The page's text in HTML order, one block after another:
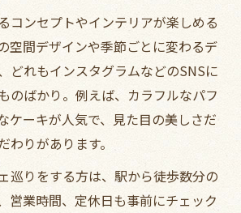
コンセプトやインテリアが楽しめる
空間デザインや季節ごとに変わるデ
どれもインスタグラムなどのSNSに
のばかり。例えば、カラフルなパフ
ケーキが人気で、見た目の美しさだ
わりがあります。
巡りをする方は、駅から徒歩数分の
営業時間、定休日も事前にチェック